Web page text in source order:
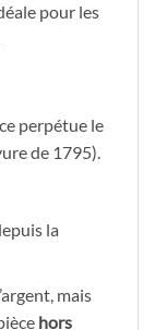
pour les
perpétue le
de 1795).
la
mais
hors